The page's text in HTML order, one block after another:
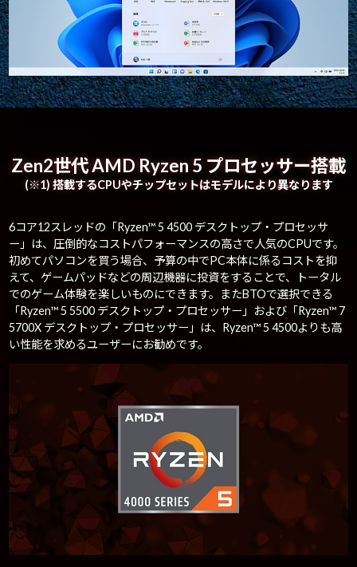
Zen2世代 AMD Ryzen 5 プロセッサー搭載
(※1) 搭載するCPUやチップセットはモデルにより異なります
6コア12スレッドの「Ryzen™ 5 4500 デスクトップ・プロセッサ
ー」は、圧倒的なコストパフォーマンスの高さで人気のCPUです。
初めてパソコンを買う場合、予算の中でPC本体に係るコストを抑
えて、ゲームパッドなどの周辺機器に投資をすることで、トータル
でのゲーム体験を楽しいものにできます。またBTOで選択できる
「Ryzen™ 5 5500 デスクトップ・プロセッサー」および「Ryzen™ 7
5700X デスクトップ・プロセッサー」は、Ryzen™ 5 4500よりも高
い性能を求めるユーザーにお勧めです。